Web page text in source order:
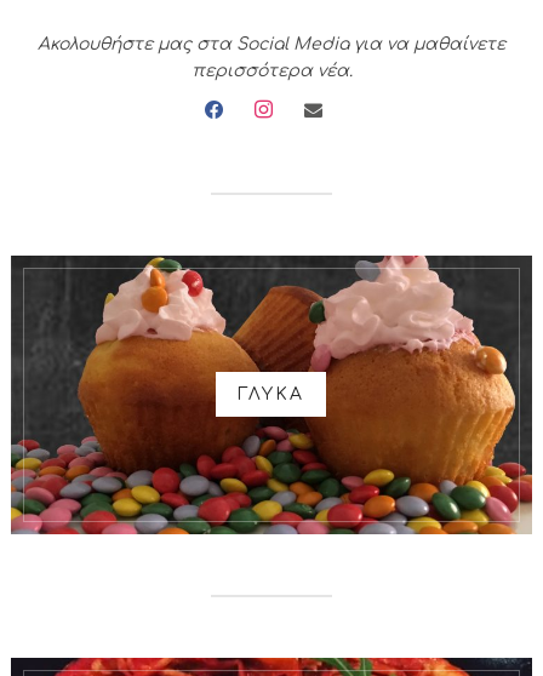
Ακολουθήστε μας στα Social Media για να μαθαίνετε
περισσότερα νέα.
facebookinstagramenvelope
ΓΛΥΚΑ